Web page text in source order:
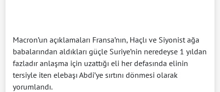
Macron’un açıklamaları Fransa’nın, Haçlı ve Siyonist ağa
babalarından aldıkları güçle Suriye’nin neredeyse 1 yıldan
fazladır anlaşma için uzattığı eli her defasında elinin
tersiyle iten elebaşı Abdi’ye sırtını dönmesi olarak
yorumlandı.